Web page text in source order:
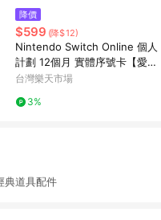
降價
$599 (降$12)
Nintendo Switch Online 個人
計劃 12個月 實體序號卡【愛
買】
台灣樂天市場
3%
道具配件